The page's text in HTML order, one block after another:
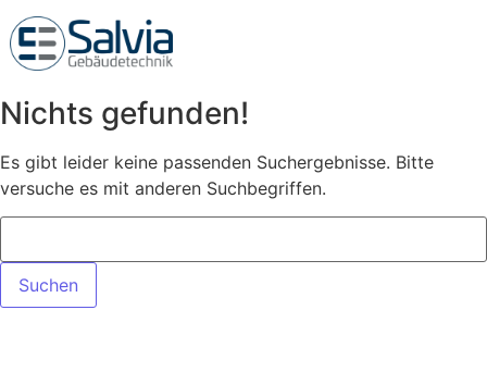
Nichts gefunden!
Es gibt leider keine passenden Suchergebnisse. Bitte
versuche es mit anderen Suchbegriffen.